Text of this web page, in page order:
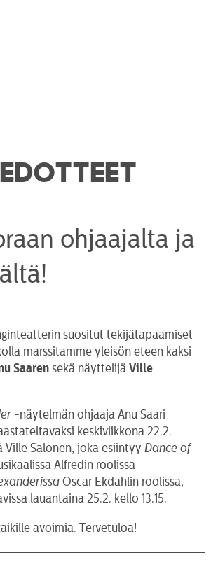
ohjaajalta ja
suositut tekijätapaamiset
marssitamme yleisön eteen kaksi
Saaren sekä näyttelijä Ville
-näytelmän ohjaaja Anu Saari
keskiviikkona 22.2.
Ville Salonen, joka esiintyy Dance of
Alfredin roolissa
Oscar Ekdahlin roolissa,
lauantaina 25.2. kello 13.15.
avoimia. Tervetuloa!